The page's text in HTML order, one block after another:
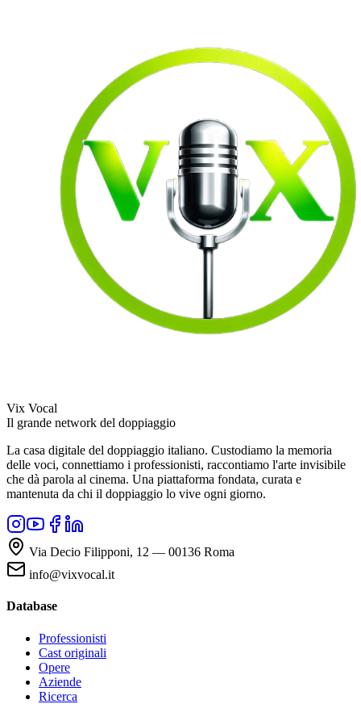
Vix Vocal
Il grande network del doppiaggio
La casa digitale del doppiaggio italiano. Custodiamo la memoria
delle voci, connettiamo i professionisti, raccontiamo l'arte invisibile
che dà parola al cinema. Una piattaforma fondata, curata e
mantenuta da chi il doppiaggio lo vive ogni giorno.
Via Decio Filipponi, 12 — 00136 Roma
info@vixvocal.it
Database
Professionisti
Cast originali
Opere
Aziende
Ricerca